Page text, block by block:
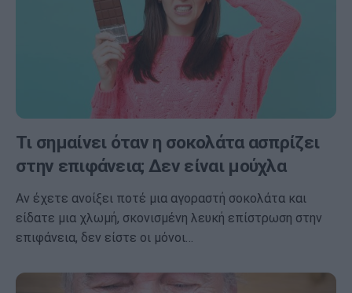
Τι σημαίνει όταν η σοκολάτα ασπρίζει
στην επιφάνεια; Δεν είναι μούχλα
Αν έχετε ανοίξει ποτέ μια αγοραστή σοκολάτα και
είδατε μια χλωμή, σκονισμένη λευκή επίστρωση στην
επιφάνεια, δεν είστε οι μόνοι…